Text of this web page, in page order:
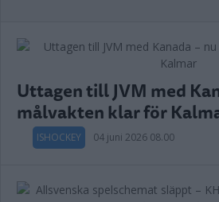
Uttagen till JVM med
målvakten klar för
ISHOCKEY 04 juni 2026 08.00